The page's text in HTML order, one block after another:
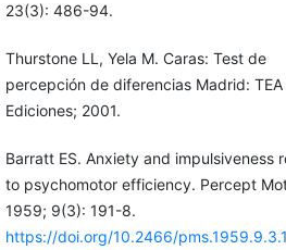
23(3): 486-94.
Thurstone LL, Yela M. Caras: Test de
percepción de diferencias Madrid: TEA
Ediciones; 2001.
Barratt ES. Anxiety and impulsiveness
to psychomotor efficiency. Percept
1959; 9(3): 191-8.
https://doi.org/10.2466/